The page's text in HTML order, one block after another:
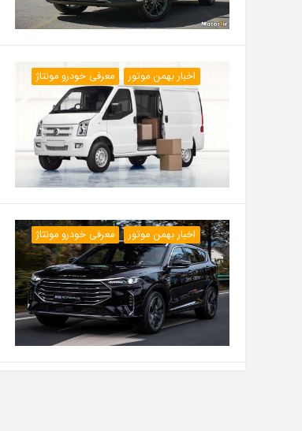
اخبار بهمن موتور معرفی خودرو مونتاژ
اخبار بهمن موتور معرفی خودرو مونتاژ